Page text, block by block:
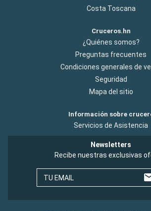
Costa Toscana
Cruceros.hn
¿Quiénes somos?
Preguntas frecuentes
Condiciones generales de
Seguridad
Mapa del sitio
Información sobre
Servicios de Asistencia
Newsletters
Recibe nuestras exclusivas
TU EMAIL